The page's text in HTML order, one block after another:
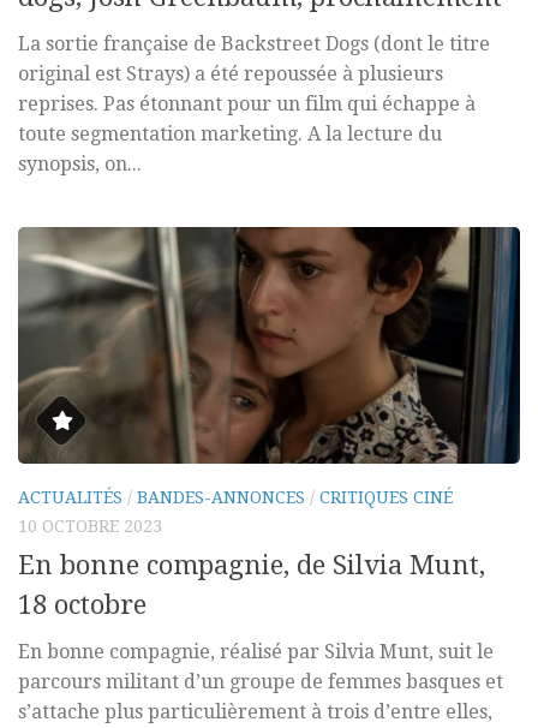
La sortie française de Backstreet Dogs (dont le titre
original est Strays) a été repoussée à plusieurs
reprises. Pas étonnant pour un film qui échappe à
toute segmentation marketing. A la lecture du
synopsis, on...
ACTUALITÉS / BANDES-ANNONCES / CRITIQUES CINÉ
10 OCTOBRE 2023
En bonne compagnie, de Silvia Munt,
18 octobre
En bonne compagnie, réalisé par Silvia Munt, suit le
parcours militant d’un groupe de femmes basques et
s’attache plus particulièrement à trois d’entre elles,